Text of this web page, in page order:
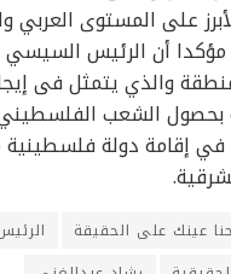
على المستوى
أن الرئيس السيسي
والذي يتمثل فى
بحصول الشعب
في إقامة دولة
عينك على الحقيقة